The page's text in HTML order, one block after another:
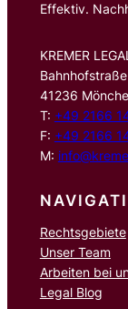
Effektiv.
KREMER
41236
T: +49 2166
F: +49 2166
M:
Rechtsgebiete
Unser Team
Arbeiten bei
Legal Blog